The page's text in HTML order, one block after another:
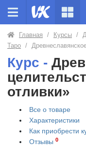
Главная / Курсы /
Таро /
Курс -
отливки»
Все о товаре
Характеристики
Как приобрести
Отзывы 0